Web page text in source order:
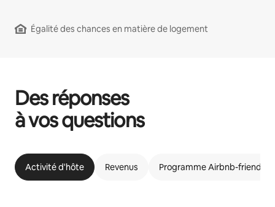
Égalité des chances en matière de logement
Des réponses
à vos questions
Activité d'hôte Revenus Programme Airbnb-friendly